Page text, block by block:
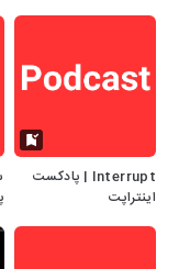
Interrupt | پادکست
اینتراپت